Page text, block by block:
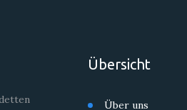
Übersicht
Über uns